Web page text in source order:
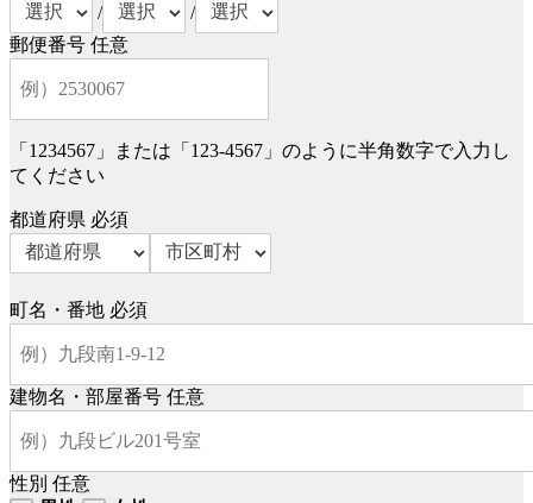
/
/
郵便番号 任意
「1234567」または「123-4567」のように半角数字で入力し
てください
都道府県 必須
町名・番地 必須
建物名・部屋番号 任意
性別 任意